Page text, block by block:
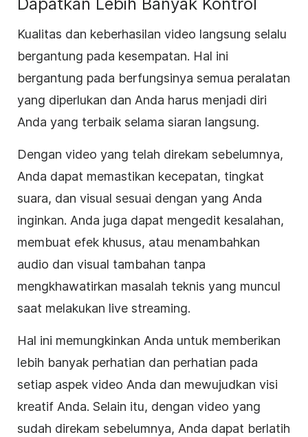
Kualitas dan keberhasilan video langsung selalu
bergantung pada kesempatan. Hal ini
bergantung pada berfungsinya semua peralatan
yang diperlukan dan Anda harus menjadi diri
Anda yang terbaik selama siaran langsung.
Dengan video yang telah direkam sebelumnya,
Anda dapat memastikan kecepatan, tingkat
suara, dan visual sesuai dengan yang Anda
inginkan. Anda juga dapat mengedit kesalahan,
membuat efek khusus, atau menambahkan
audio dan visual tambahan tanpa
mengkhawatirkan masalah teknis yang muncul
saat melakukan live streaming.
Hal ini memungkinkan Anda untuk memberikan
lebih banyak perhatian dan perhatian pada
setiap aspek video Anda dan mewujudkan visi
kreatif Anda. Selain itu, dengan video yang
sudah direkam sebelumnya, Anda dapat berlatih